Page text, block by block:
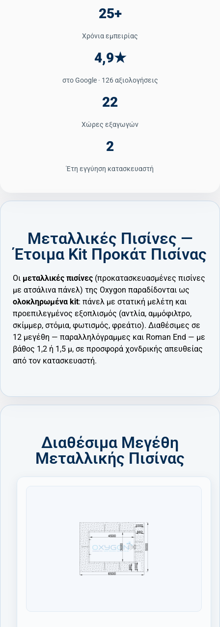
Κατάλογος Επεξεργασίας Νερού
25+
Χρόνια εμπειρίας
4,9★
στο Google · 126 αξιολογήσεις
22
Χώρες εξαγωγών
2
Έτη εγγύηση κατασκευαστή
Μεταλλικές Πισίνες —
Έτοιμα Kit Προκάτ Πισίνας
Οι μεταλλικές πισίνες (προκατασκευασμένες πισίνες
με ατσάλινα πάνελ) της Oxygon παραδίδονται ως
ολοκληρωμένα kit: πάνελ με στατική μελέτη και
προεπιλεγμένος εξοπλισμός (αντλία, αμμόφιλτρο,
σκίμμερ, στόμια, φωτισμός, φρεάτιο). Διαθέσιμες σε
12 μεγέθη — παραλληλόγραμμες και Roman End — με
βάθος 1,2 ή 1,5 μ, σε προσφορά χονδρικής απευθείας
από τον κατασκευαστή.
Διαθέσιμα Μεγέθη
Μεταλλικής Πισίνας